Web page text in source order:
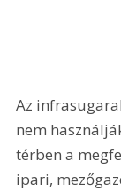
Az
nem
térben a
ipari,